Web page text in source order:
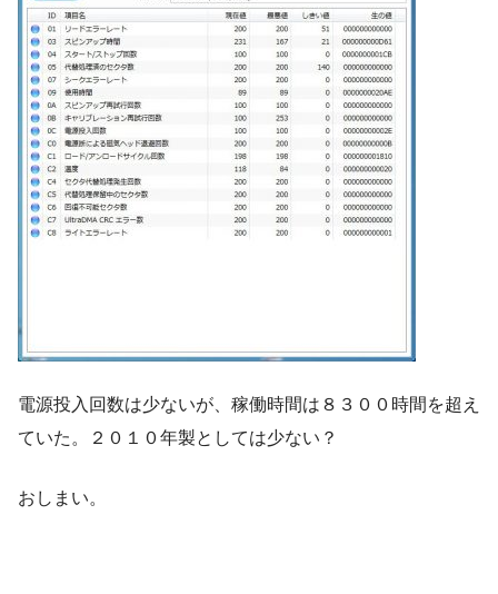
電源投入回数は少ないが、稼働時間は８３００時間を超え
ていた。２０１０年製としては少ない？
おしまい。